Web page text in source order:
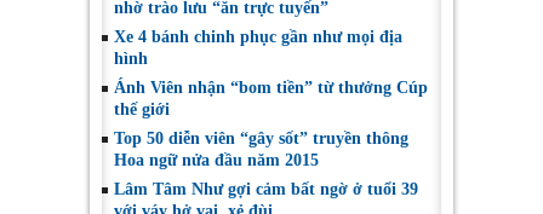
nhờ trào lưu “ăn trực tuyến”
Xe 4 bánh chinh phục gần như mọi địa
hình
Ánh Viên nhận “bom tiền” từ thưởng Cúp
thế giới
Top 50 diễn viên “gây sốt” truyền thông
Hoa ngữ nửa đầu năm 2015
Lâm Tâm Như gợi cảm bất ngờ ở tuổi 39